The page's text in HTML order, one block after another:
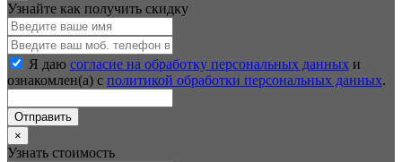
Узнайте как получить скидку
Я даю согласие на обработку персональных данных и
ознакомлен(а) с политикой обработки персональных данных.
Отправить
×
Узнать стоимость